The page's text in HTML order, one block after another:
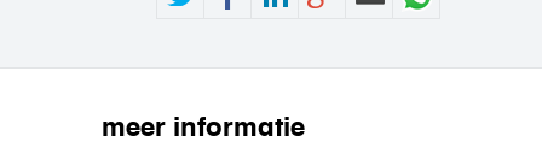
meer informatie